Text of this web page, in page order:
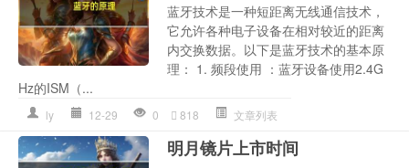
蓝牙技术是一种短距离无线通信技术，
它允许各种电子设备在相对较近的距离
内交换数据。以下是蓝牙技术的基本原
理： 1. 频段使用 ：蓝牙设备使用2.4G
Hz的ISM（...
ly 12-29 0 818 文章列表
明月镜片上市时间